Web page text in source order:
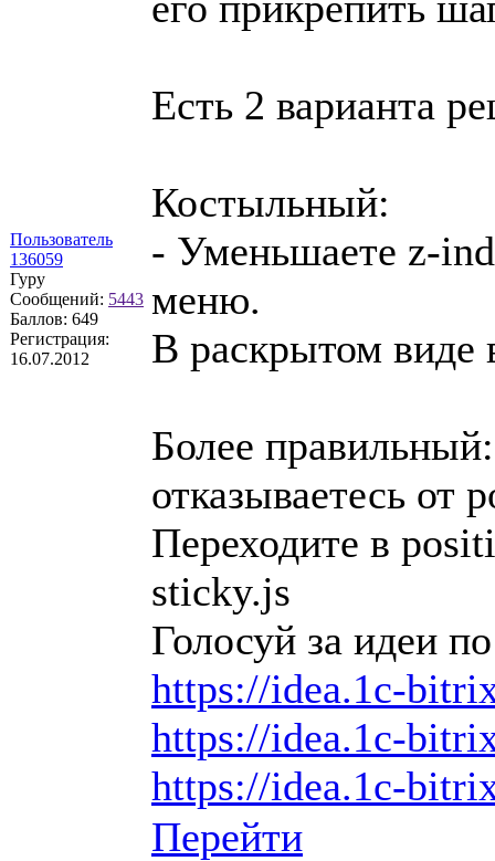
Пользователь
136059
Гуру
Сообщений: 5443
Баллов: 649
Регистрация:
16.07.2012
Есть 2 варианта
Костыльный:
- Уменьшаете z-
меню.
В раскрытом виде
Более
отказываетесь от
Переходите в
sticky.js
Голосуй за идеи
https://idea.1c-
https://idea.1c-
https://idea.1c-
Перейти